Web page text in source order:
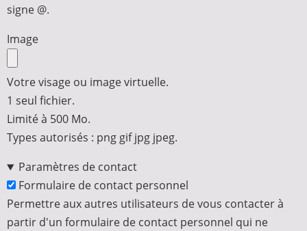
signe @.
Image
Votre visage ou image virtuelle.
1 seul fichier.
Limité à 500 Mo.
Types autorisés : png gif jpg jpeg.
Paramètres de contact
Formulaire de contact personnel
Permettre aux autres utilisateurs de vous contacter à
partir d'un formulaire de contact personnel qui ne